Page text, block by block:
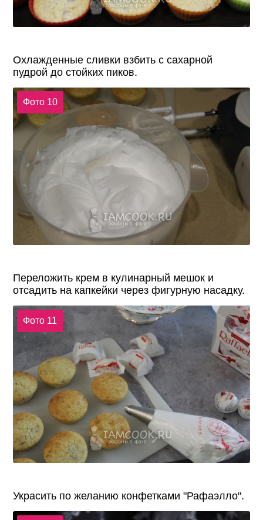
Охлажденные сливки взбить с сахарной
пудрой до стойких пиков.
Фото 10
Переложить крем в кулинарный мешок и
отсадить на капкейки через фигурную насадку.
Фото 11
Украсить по желанию конфетками "Рафаэлло".